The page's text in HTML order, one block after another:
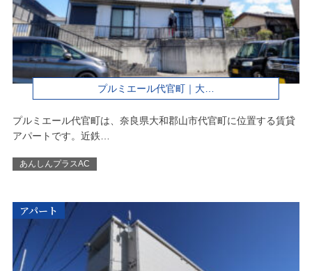
プルミエール代官町｜大…
プルミエール代官町は、奈良県大和郡山市代官町に位置する賃貸
アパートです。近鉄…
あんしんプラスAC
アパート